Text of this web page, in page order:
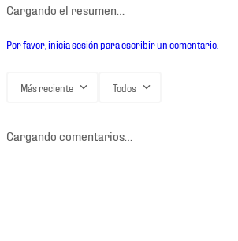
Cargando el resumen…
Por favor, inicia sesión para escribir un comentario.
Más reciente Todos
Cargando comentarios…